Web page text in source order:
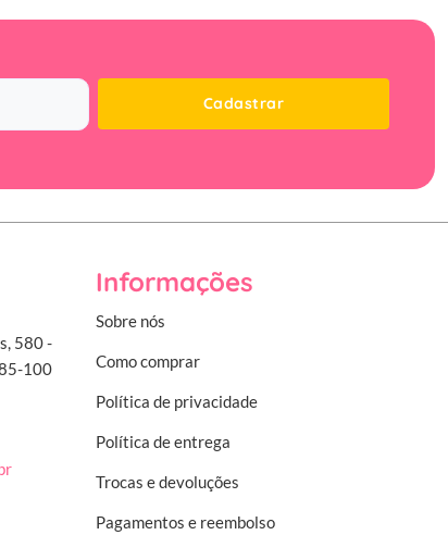
Cadastrar
580 -
100
Informações
Sobre nós
Como comprar
Política de privacidade
Política de entrega
Trocas e devoluções
Pagamentos e reembolso